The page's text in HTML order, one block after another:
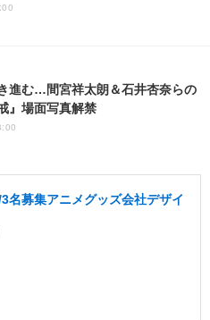
進む…間宮祥太朗＆石井杏奈らの
』場面写真解禁
名募集アニメグッズ会社デザイ